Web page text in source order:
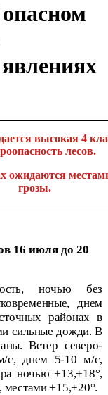
высокая 4
лесов.
ожидаются
грозы.
16 июля до 20
ночью без
днем
районах в
сильные дожди. В
Ветер северо-
с, днем 5-10 м/с,
ночью +13,+18°,
местами +15,+20°.